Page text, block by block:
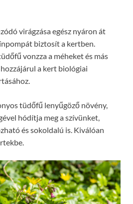
virágzása egész nyáron át
biztosít a kertben.
vonzza a méheket és más
a kert biológiai
tüdőfű lenyűgöző növény,
hódítja meg a szívünket,
és sokoldalú is. Kiválóan